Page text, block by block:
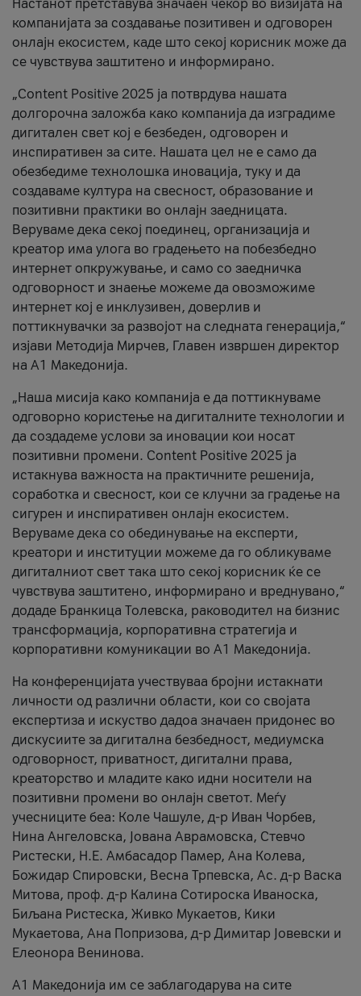
Настанот претставува значаен чекор во визијата на
компанијата за создавање позитивен и одговорен
онлајн екосистем, каде што секој корисник може да
се чувствува заштитено и информирано.
„Content Positive 2025 ја потврдува нашата
долгорочна заложба како компанија да изградиме
дигитален свет кој е безбеден, одговорен и
инспиративен за сите. Нашата цел не е само да
обезбедиме технолошка иновација, туку и да
создаваме култура на свесност, образование и
позитивни практики во онлајн заедницата.
Веруваме дека секој поединец, организација и
креатор има улога во градењето на побезбедно
интернет опкружување, и само со заедничка
одговорност и знаење можеме да овозможиме
интернет кој е инклузивен, доверлив и
поттикнувачки за развојот на следната генерација,“
изјави Методија Мирчев, Главен извршен директор
на А1 Македонија.
„Наша мисија како компанија е да поттикнуваме
одговорно користење на дигиталните технологии и
да создадеме услови за иновации кои носат
позитивни промени. Content Positive 2025 ја
истакнува важноста на практичните решенија,
соработка и свесност, кои се клучни за градење на
сигурен и инспиративен онлајн екосистем.
Веруваме дека со обединување на експерти,
креатори и институции можеме да го обликуваме
дигиталниот свет така што секој корисник ќе се
чувствува заштитено, информирано и вреднувано,“
додаде Бранкица Толевска, раководител на бизнис
трансформација, корпоративна стратегија и
корпоративни комуникации во А1 Македонија.
На конференцијата учествуваа бројни истакнати
личности од различни области, кои со својата
експертиза и искуство дадоа значаен придонес во
дискусиите за дигитална безбедност, медиумска
одговорност, приватност, дигитални права,
креаторство и младите како идни носители на
позитивни промени во онлајн светот. Меѓу
учесниците беа: Коле Чашуле, д-р Иван Чорбев,
Нина Ангеловска, Јована Аврамовска, Стевчо
Ристески, Н.Е. Амбасадор Памер, Ана Колева,
Божидар Спировски, Весна Трпевска, Ас. д-р Васка
Митова, проф. д-р Калина Сотироска Иваноска,
Биљана Ристеска, Живко Мукаетов, Кики
Мукаетова, Ана Попризова, д-р Димитар Јовевски и
Елеонора Венинова.
А1 Македонија им се заблагодарува на сите